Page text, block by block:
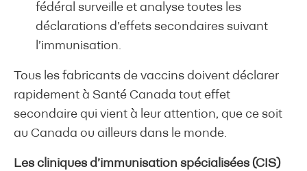
fédéral surveille et analyse toutes les
déclarations d’effets secondaires suivant
l’immunisation.
Tous les fabricants de vaccins doivent déclarer
rapidement à Santé Canada tout effet
secondaire qui vient à leur attention, que ce soit
au Canada ou ailleurs dans le monde.
Les cliniques d’immunisation spécialisées (CIS)